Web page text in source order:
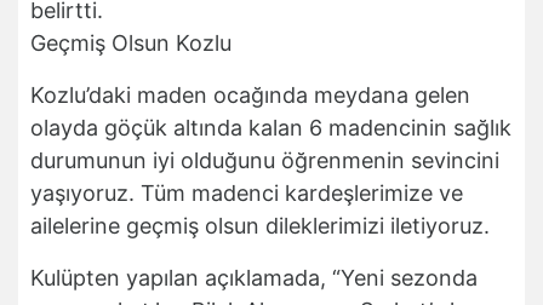
belirtti.
Geçmiş Olsun Kozlu
Kozlu’daki maden ocağında meydana gelen
olayda göçük altında kalan 6 madencinin sağlık
durumunun iyi olduğunu öğrenmenin sevincini
yaşıyoruz. Tüm madenci kardeşlerimize ve
ailelerine geçmiş olsun dileklerimizi iletiyoruz.
Kulüpten yapılan açıklamada, “Yeni sezonda